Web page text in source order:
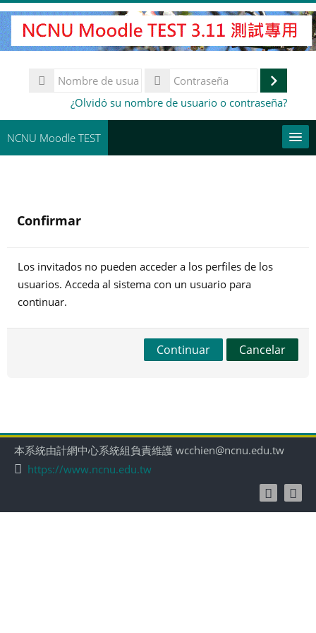
Salta
al
contenido
Nombre
de
Contraseña¿Olvidó su nombre de usuario o contraseña?
NCNU Moodle TEST
Confirmar
Los invitados no pueden acceder a los perfiles de los
usuarios. Acceda al sistema con un usuario para
continuar.
Continuar Cancelar
本系統由計網中心系統組負責維護 wcchien@ncnu.edu.tw
https://www.ncnu.edu.tw